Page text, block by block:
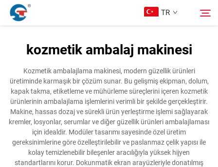
TR
Ürünler
Tasarım Örnekleri
Hizmet
Arama
kozmetik ambalaj makinesi
Kozmetik ambalajlama makinesi, modern güzellik ürünleri
üretiminde karmaşık bir çözüm sunar. Bu gelişmiş ekipman, dolum,
kapak takma, etiketleme ve mühürleme süreçlerini içeren kozmetik
ürünlerinin ambalajlama işlemlerini verimli bir şekilde gerçekleştirir.
Makine, hassas dozaj ve sürekli ürün yerleştirme işlemi sağlayarak
kremler, losyonlar, serumlar ve diğer güzellik ürünleri ambalajlaması
için idealdir. Modüler tasarımı sayesinde özel üretim
gereksinimlerine göre özelleştirilebilir ve paslanmaz çelik yapısı ile
kolay temizlenebilir bileşenler aracılığıyla yüksek hijyen
standartlarını korur. Dokunmatik ekran arayüzleriyle donatılmış